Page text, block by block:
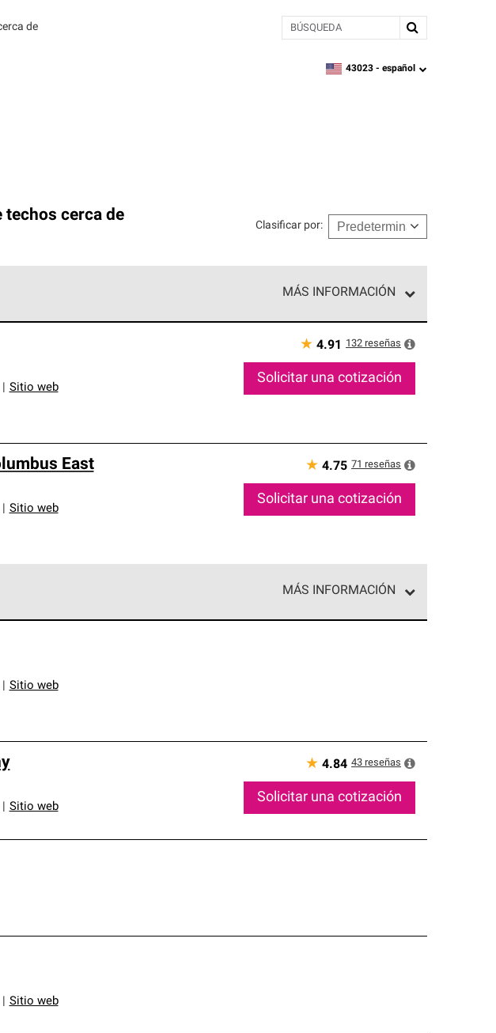
de BÚSQUEDA
zipcode,language
43023 - español
cerca de
Clasificar por:
MÁS INFORMACIÓN
confiabilidad y destreza incomparable. Solo ellos pueden
techos.
Sitio web
★ 4.91 132 reseñas
Solicitar una cotización
East
Sitio web
★ 4.75 71 reseñas
Solicitar una cotización
MÁS INFORMACIÓN
de profesionalismo y confiabilidad.
Sitio web
Sitio web
★ 4.84 43 reseñas
Solicitar una cotización
Sitio web